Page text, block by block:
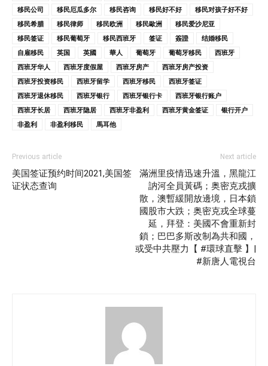
移民公司
移民厄瓜多尔 移民咨询 移民好不好
移民对孩子好不好
移民希腊
移民律师 移民欧洲 移民歐洲
移民爱沙尼亚
移民签证
移民葡萄牙 移民西班牙 签证 簽證
结婚移民
自雇移民
英国 英國 華人 葡萄牙 葡萄牙移民
西班牙
西班牙华人
西班牙度假屋 西班牙房产
西班牙房产投资
西班牙投资移民
西班牙留学 西班牙移民
西班牙签证
西班牙退休移民
西班牙银行 西班牙银行卡
西班牙银行账户
西班牙长居
西班牙隐居 西班牙非盈利 西班牙黄金签证
银行开户
非盈利
非盈利移民 馬耳他
Previous article
美国签证预约时间2021,美国签
证状态查询
Next article
滿洲里疫情迅速升溫，黑龍江
訥河全員黃碼；奥密克戎擴
散，澳暫緩開放邊境，日本鎖
國股市大跌；奥密克戎全球蔓
延，拜登：美國不會重新封
鎖；巴巴多斯改制為共和國，
或受中共壓力【 #環球直擊 】|
#新唐人電視台